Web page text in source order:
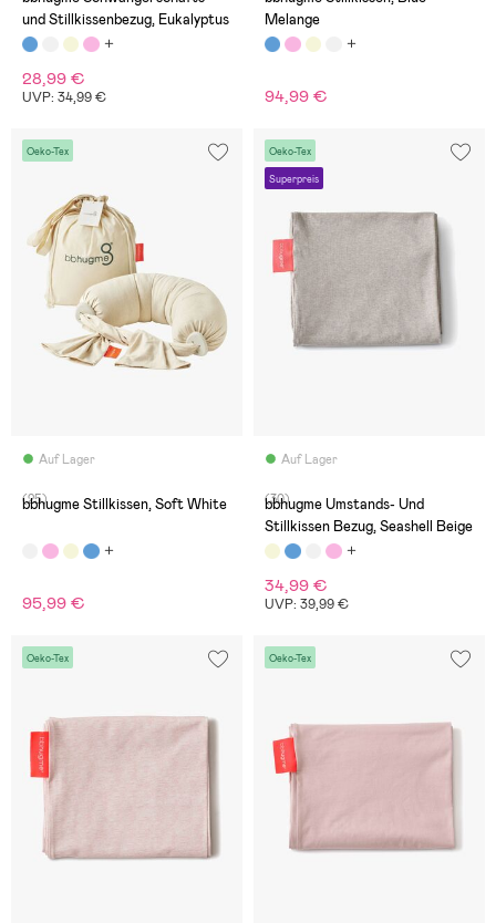
und Stillkissenbezug, Eukalyptus
28,99 €
UVP: 34,99 €
Melange
94,99 €
Oeko-Tex
Auf Lager
(25)
bbhugme Stillkissen, Soft White
95,99 €
Oeko-Tex
Superpreis
Auf Lager
(30)
bbhugme Umstands- Und
Stillkissen Bezug, Seashell Beige
34,99 €
UVP: 39,99 €
Oeko-Tex Oeko-Tex